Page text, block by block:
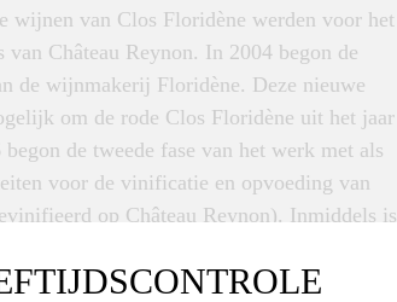
wijnen van Clos Floridène werden voor het
van Château Reynon. In 2004 begon de
de wijnmakerij Floridène. Deze nieuwe
om de rode Clos Floridène uit het jaar
de tweede fase van het werk met als
voor de vinificatie en opvoeding van
op Château Reynon). Inmiddels is
en grote naam in de wijnwereld!